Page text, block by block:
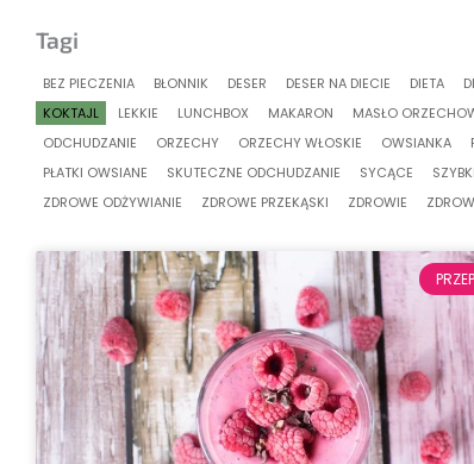
Tagi
BEZ PIECZENIA BŁONNIK DESER DESER NA DIECIE DIETA
KOKTAJL
LEKKIE LUNCHBOX MAKARON MASŁO
ODCHUDZANIE
ORZECHY ORZECHY WŁOSKIE OWSIANKA
PŁATKI OWSIANE
SKUTECZNE ODCHUDZANIE SYCĄCE
ZDROWE ODŻYWIANIE
ZDROWE PRZEKĄSKI ZDROWIE